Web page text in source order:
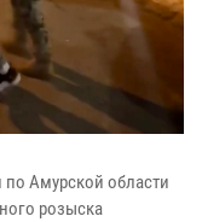
Амурской области
розыска